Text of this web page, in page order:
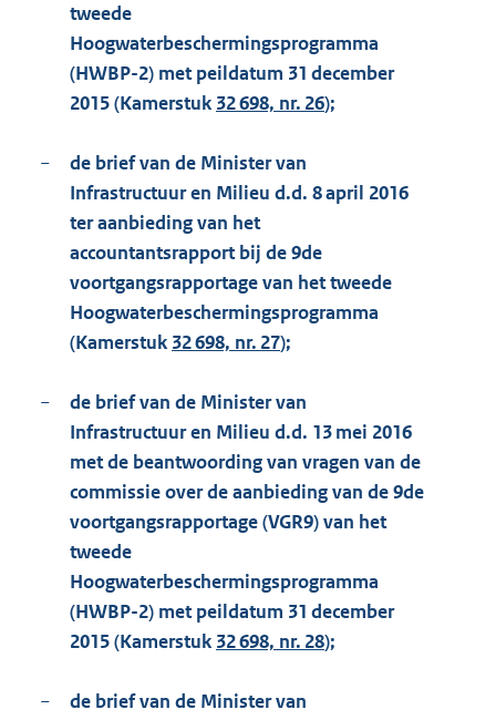
tweede
Hoogwaterbeschermingsprogramma
(HWBP-2) met peildatum 31 december
2015 (Kamerstuk 32 698, nr. 26);
−
de brief van de Minister van
Infrastructuur en Milieu d.d. 8 april 2016
ter aanbieding van het
accountantsrapport bij de 9de
voortgangsrapportage van het tweede
Hoogwaterbeschermingsprogramma
(Kamerstuk 32 698, nr. 27);
−
de brief van de Minister van
Infrastructuur en Milieu d.d. 13 mei 2016
met de beantwoording van vragen van de
commissie over de aanbieding van de 9de
voortgangsrapportage (VGR9) van het
tweede
Hoogwaterbeschermingsprogramma
(HWBP-2) met peildatum 31 december
2015 (Kamerstuk 32 698, nr. 28);
−
de brief van de Minister van